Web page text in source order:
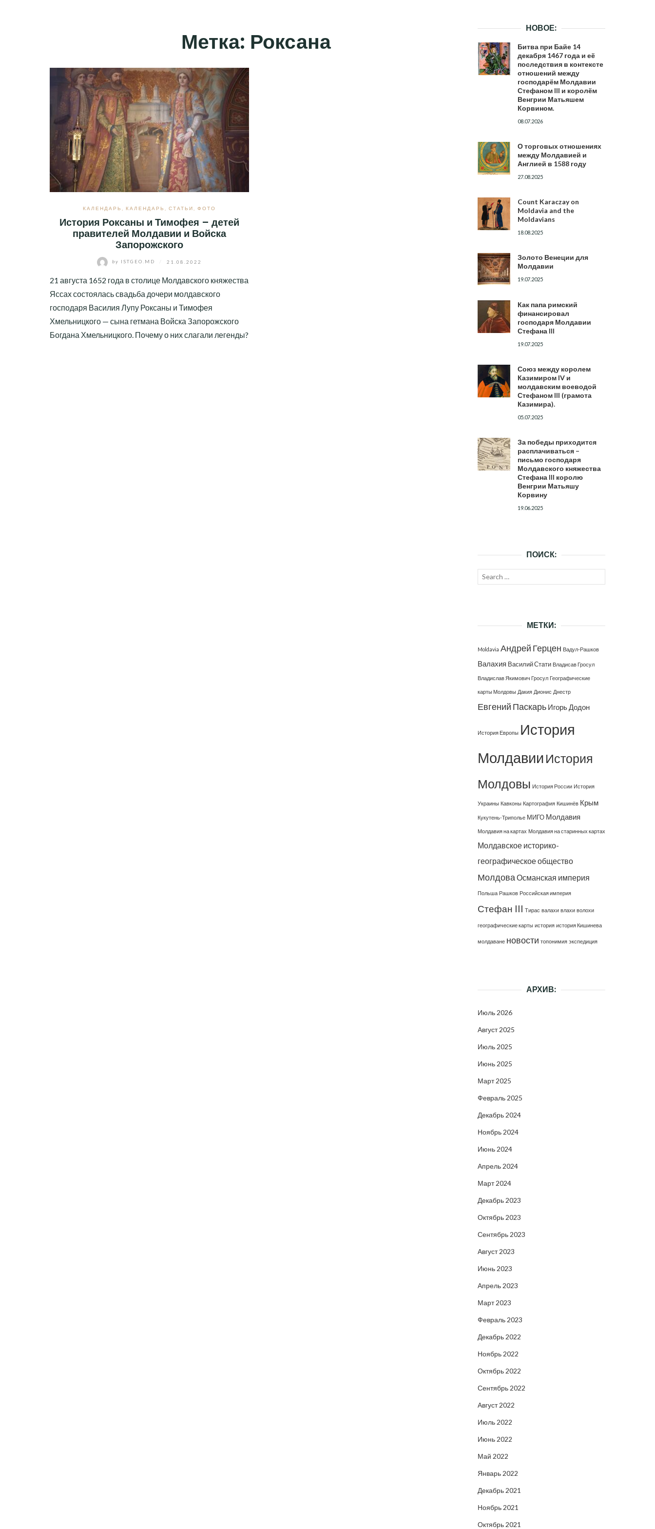
Метка: Роксана
КАЛЕНДАРЬ КАЛЕНДАРЬ СТАТЬИ ФОТО
История Роксаны и Тимофея – детей
правителей Молдавии и Войска
Запорожского
by ISTGEO.MD 21.08.2022
21 августа 1652 года в столице Молдавского княжества
Яссах состоялась свадьба дочери молдавского
господаря Василия Лупу Роксаны и Тимофея
Хмельницкого — сына гетмана Войска Запорожского
Богдана Хмельницкого. Почему о них слагали легенды?
НОВОЕ:
Битва при Байе 14
декабря 1467 года и её
последствия в контексте
отношений между
господарём Молдавии
Стефаном III и королём
Венгрии Матьяшем
Корвином.
08.07.2026
О торговых отношениях
между Молдавией и
Англией в 1588 году
27.08.2025
Count Karaczay on
Moldavia and the
Moldavians
18.08.2025
Золото Венеции для
Молдавии
19.07.2025
Как папа римский
финансировал
господаря Молдавии
Стефана III
19.07.2025
Союз между королем
Казимиром IV и
молдавским воеводой
Стефаном III (грамота
Казимира).
05.07.2025
За победы приходится
расплачиваться –
письмо господаря
Молдавского княжества
Стефана III королю
Венгрии Матьяшу
Корвину
19.06.2025
ПОИСК:
Search
МЕТКИ:
Moldavia Андрей Герцен Вадул-Рашков
Валахия Василий Стати Владисав Гросул
Владислав Якимович Гросул Географические
карты Молдовы Дакия Дионис Днестр
Евгений Паскарь Игорь Додон
История Европы История
Молдавии История
Молдовы История России История
Украины Кавконы Картография Кишинёв Крым
Кукутень-Триполье МИГО Молдавия
Молдавия на картах Молдавия на старинных картах
Молдавское историко-
географическое общество
Молдова Османская империя
Польша Рашков Российская империя
Стефан III Тирас валахи влахи волохи
географические карты история история Кишинева
молдаване новости топонимия экспедиция
АРХИВ:
Июль 2026
Август 2025
Июль 2025
Июнь 2025
Март 2025
Февраль 2025
Декабрь 2024
Ноябрь 2024
Июнь 2024
Апрель 2024
Март 2024
Декабрь 2023
Октябрь 2023
Сентябрь 2023
Август 2023
Июнь 2023
Апрель 2023
Март 2023
Февраль 2023
Декабрь 2022
Ноябрь 2022
Октябрь 2022
Сентябрь 2022
Август 2022
Июль 2022
Июнь 2022
Май 2022
Январь 2022
Декабрь 2021
Ноябрь 2021
Октябрь 2021